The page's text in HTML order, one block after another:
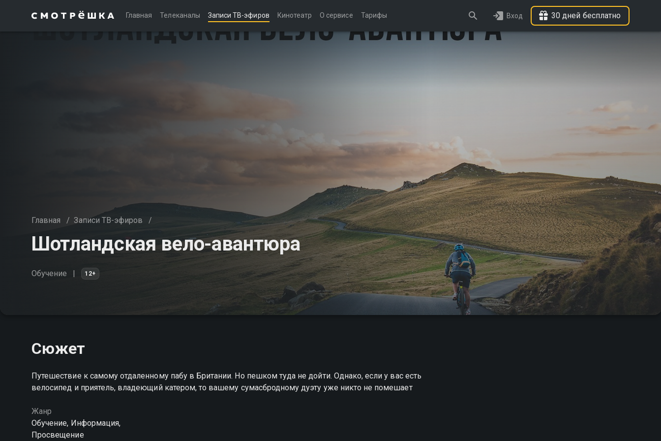
Главная Телеканалы Записи ТВ-эфиров Кинотеатр О сервисе Тарифы Вход 30 дней бесплатно
Главная / Записи ТВ-эфиров /
Шотландская вело-авантюра
Обучение 12+
Сюжет
Путешествие к самому отдаленному пабу в Британии. Но пешком туда не дойти. Однако, если у вас есть
велосипед и приятель, владеющий катером, то вашему сумасбродному дуэту уже никто не помешает
Жанр
Обучение, Информация,
Просвещение